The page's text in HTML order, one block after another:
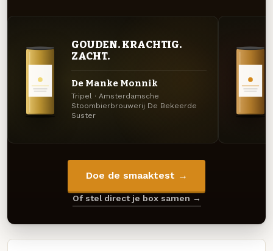
GOUDEN. KRACHTIG.
ZACHT.
De Manke Monnik
Tripel · Amsterdamsche
Stoombierbrouwerij De Bekeerde
Suster
Doe de smaaktest →
Of stel direct je box samen →